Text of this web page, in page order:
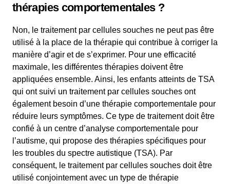
thérapies comportementales ?
Non, le traitement par cellules souches ne peut pas être
utilisé à la place de la thérapie qui contribue à corriger la
manière d’agir et de s’exprimer. Pour une efficacité
maximale, les différentes thérapies doivent être
appliquées ensemble. Ainsi, les enfants atteints de TSA
qui ont suivi un traitement par cellules souches ont
également besoin d’une thérapie comportementale pour
réduire leurs symptômes. Ce type de traitement doit être
confié à un centre d’analyse comportementale pour
l’autisme, qui propose des thérapies spécifiques pour
les troubles du spectre autistique (TSA). Par
conséquent, le traitement par cellules souches doit être
utilisé conjointement avec un type de thérapie